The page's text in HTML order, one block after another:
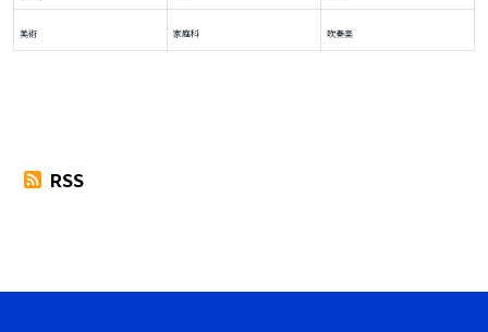
美術 家庭科 吹奏楽
RSS